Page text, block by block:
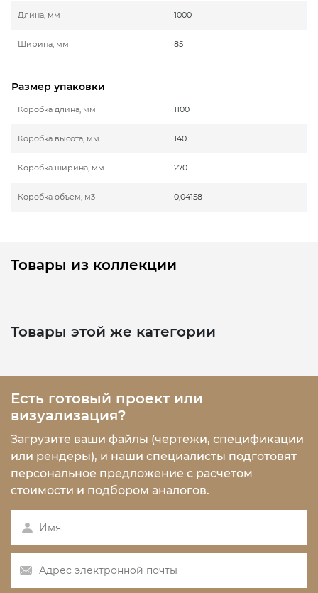
Длина, мм 1000
Ширина, мм 85
Размер упаковки
Коробка длина, мм 1100
Коробка высота, мм 140
Коробка ширина, мм 270
Коробка объем, м3 0,04158
Товары из коллекции
Товары этой же категории
Есть готовый проект или
визуализация?
Загрузите ваши файлы (чертежи, спецификации
или рендеры), и наши специалисты подготовят
персональное предложение с расчетом
стоимости и подбором аналогов.